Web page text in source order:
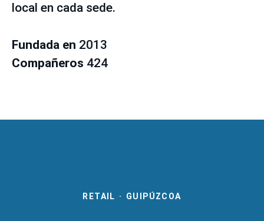
local en cada sede.
Fundada en 2013
Compañeros 424
RETAIL · GUIPÚZCOA